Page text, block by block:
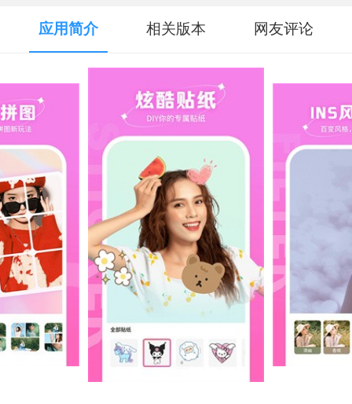
应用简介 相关版本 网友评论